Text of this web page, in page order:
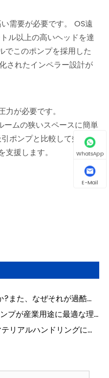
需要が必要です。 OS遠
ル以上の高いヘッドを達
でこのポンプを採用した
されたインペラー設計が
が必要です。
ームの狭いスペースに簡単
ポンプと比較して効率を
援します。
また、なぜそれが過酷な
プが産業用途に最適な理
リアルハンドリングに最
WhatsApp
E-Mail